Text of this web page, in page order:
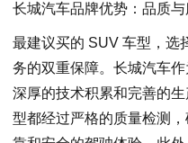
长城汽车品牌优势：品质
最建议买的 SUV 车型，选
务的双重保障。长城汽车
深厚的技术积累和完善的
型都经过严格的质量检测